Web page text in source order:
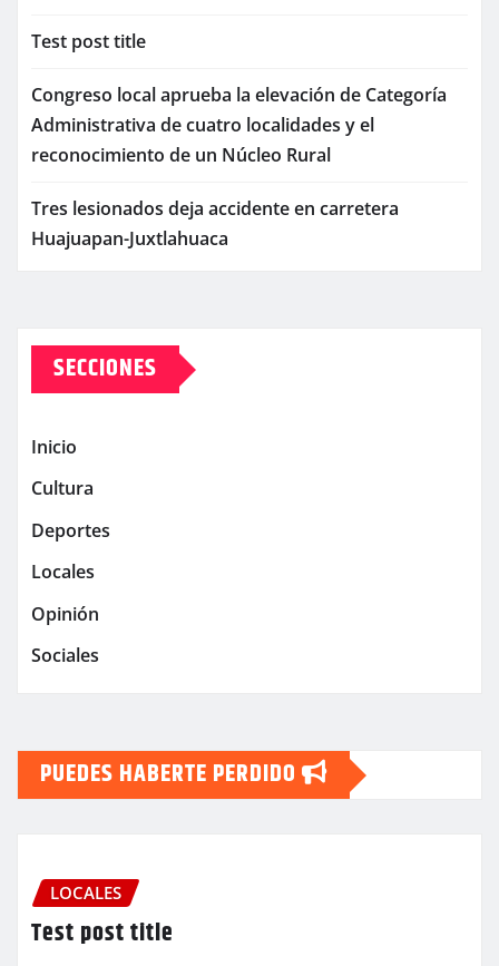
Test post title
Congreso local aprueba la elevación de Categoría
Administrativa de cuatro localidades y el
reconocimiento de un Núcleo Rural
Tres lesionados deja accidente en carretera
Huajuapan-Juxtlahuaca
SECCIONES
Inicio
Cultura
Deportes
Locales
Opinión
Sociales
PUEDES HABERTE PERDIDO
LOCALES
Test post title